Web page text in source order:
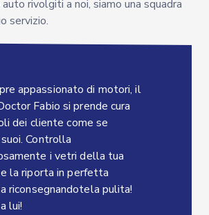
rivolgiti a noi, siamo una squadra
servizio.
appassionato di motori, il
Fabio si prende cura
dei cliente come se
Controlla
i vetri della tua
la riporta in perfetta
riconsegnandotela pulita!
lui!